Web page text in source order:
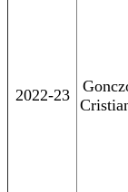
2022-23